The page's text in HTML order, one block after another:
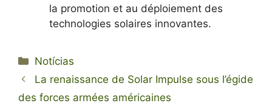
la promotion et au déploiement des
technologies solaires innovantes.
Categorias
Notícias
La renaissance de Solar Impulse sous l’égide
des forces armées américaines